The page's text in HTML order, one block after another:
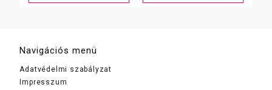
Navigációs menü
Adatvédelmi szabályzat
Impresszum